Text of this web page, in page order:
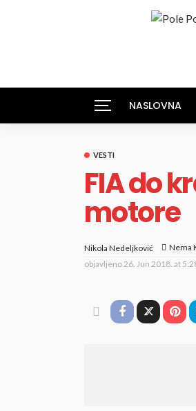
NASLOVNA
VESTI
FIA do
motore
Nikola Nedeljković
Nema
objavljeno 26. Jun 2018. at